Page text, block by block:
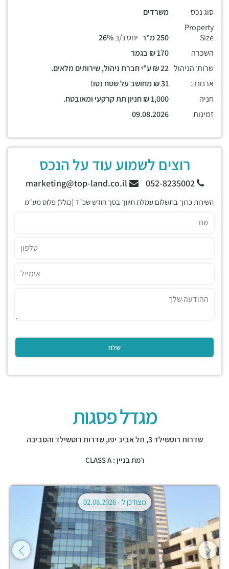
סוג נכס
משרדים
Property
Size
יחס נ/ב
השכרה
שרות׳ הניהול
ארנונה:
חניה
זמינות
רוצים לשמוע עוד על הנכס
052-8235002
השירות כרוך בתשלום עמלת תיווך בסך חודש שכ״ד (כולל) פלוס מע״מ
מגדל פסגות
שדרות רוטשילד 3, תל אביב יפו,שדרות רוטשילד והסביבה
רמת בניין : CLASS A
מצודכן ל -02.08.2026